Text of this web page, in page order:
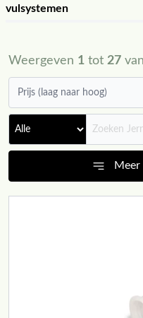
vulsystemen
Weergeven 1 tot 27 van
Meer